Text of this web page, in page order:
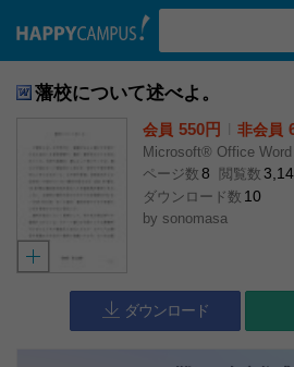
藩校について述べよ。
会員 550円 非会員
Microsoft® Office Word
ページ数 8 閲覧数
ダウンロード数 10
by sonomasa
ダウンロード